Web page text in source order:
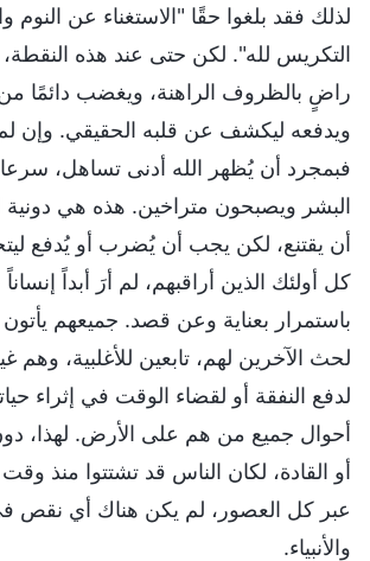
لذلك فقد بلغوا حقًا "الاستغناء عن
التكريس لله". لكن حتى عند هذه النقطة،
راضٍ بالظروف الراهنة، ويغضب دائمًا من
ويدفعه ليكشف عن قلبه الحقيقي. وإن
فبمجرد أن يُظهر الله أدنى تساهل،
البشر ويصبحون متراخين. هذه هي دونية
أن يقتنع، لكن يجب أن يُضرب أو يُدفع
كل أولئك الذين أراقبهم، لم أرَ أبداً
باستمرار بعناية وعن قصد. جميعهم يأتون
لحث الآخرين لهم، تابعين للأغلبية، وهم
لدفع النفقة أو لقضاء الوقت في إثراء
أحوال جميع من هم على الأرض. لهذا،
أو القادة، لكان الناس قد تشتتوا منذ وقت
عبر كل العصور، لم يكن هناك أي نقص
والأنبياء.